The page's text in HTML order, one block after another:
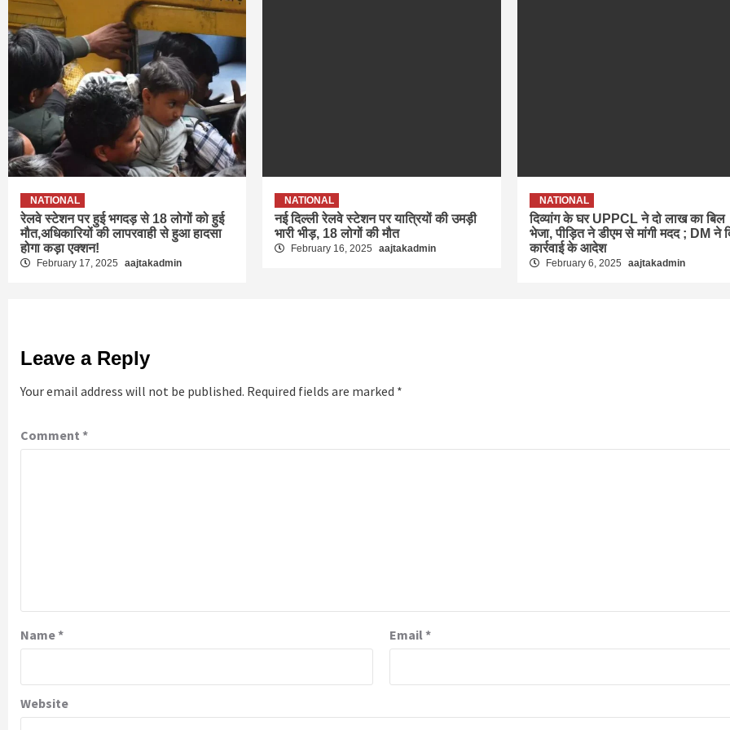
NATIONAL
रेलवे स्टेशन पर हुई भगदड़ से 18 लोगों को हुई
मौत,अधिकारियों की लापरवाही से हुआ हादसा
होगा कड़ा एक्शन!
February 17, 2025 aajtakadmin
NATIONAL
नई दिल्ली रेलवे स्टेशन पर यात्रियों की उमड़ी
भारी भीड़, 18 लोगों की मौत
February 16, 2025 aajtakadmin
NATIONAL
दिव्यांग के घर UPPCL ने दो लाख का बिल
भेजा, पीड़ित ने डीएम से मांगी मदद ; DM ने
कार्रवाई के आदेश
February 6, 2025 aajtakadmin
Leave a Reply
Your email address will not be published. Required fields are marked *
Comment *
Name* Email*
Website